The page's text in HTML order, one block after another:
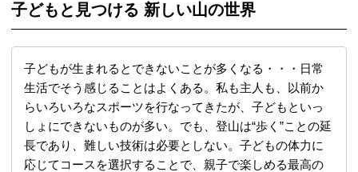
子どもと見つける 新しい山の世界
子どもが生まれるとできないことが多くなる・・・日常
生活でそう感じることはよくある。私も主人も、以前か
らいろいろなスポーツを行なってきたが、子どもといっ
しょにできないものが多い。でも、登山は“歩く”ことの延
長であり、難しい技術は必要としない。子どもの体力に
応じてコースを選択することで、親子で楽しめる最高の